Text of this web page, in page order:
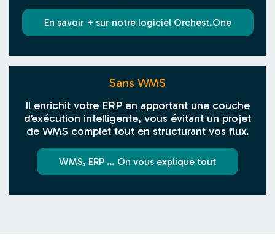
En savoir + sur notre logiciel Orchest.One
Sans WMS
Il enrichit votre ERP en apportant une couche
d’exécution intelligente, vous évitant un projet
de WMS complet tout en structurant vos flux.
WMS, ERP … On vous explique tout